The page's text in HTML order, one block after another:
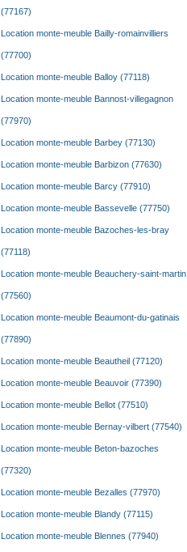
(77167)
Location monte-meuble Bailly-romainvilliers
(77700)
Location monte-meuble Balloy (77118)
Location monte-meuble Bannost-villegagnon
(77970)
Location monte-meuble Barbey (77130)
Location monte-meuble Barbizon (77630)
Location monte-meuble Barcy (77910)
Location monte-meuble Bassevelle (77750)
Location monte-meuble Bazoches-les-bray
(77118)
Location monte-meuble Beauchery-saint-martin
(77560)
Location monte-meuble Beaumont-du-gatinais
(77890)
Location monte-meuble Beautheil (77120)
Location monte-meuble Beauvoir (77390)
Location monte-meuble Bellot (77510)
Location monte-meuble Bernay-vilbert (77540)
Location monte-meuble Beton-bazoches
(77320)
Location monte-meuble Bezalles (77970)
Location monte-meuble Blandy (77115)
Location monte-meuble Blennes (77940)